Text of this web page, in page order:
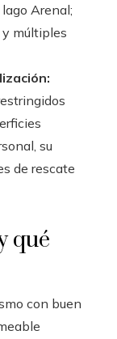
Arenal;
múltiples
su
de rescate
qué
con buen